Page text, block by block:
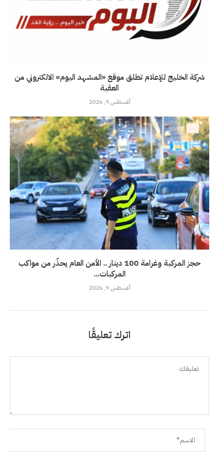
شركة الخليج للإعلام تطلق موقع «المشهد اليوم» الالكتروني من
العقبة
أغسطس 9, 2026
حجز المركبة وغرامة 100 دينار .. الأمن العام يحذّر من مواكب
المركبات...
أغسطس 9, 2026
اترك تعليقًا